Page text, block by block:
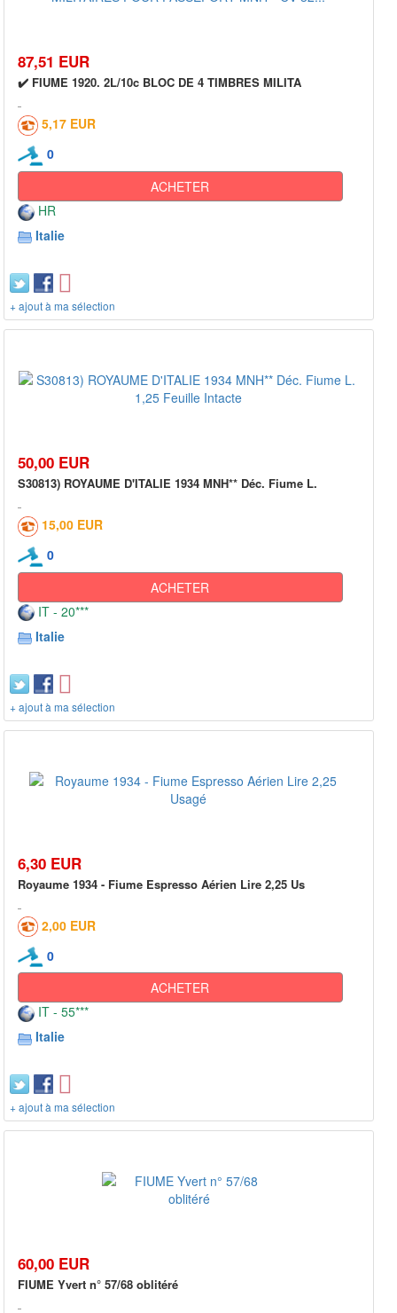
87,51 EUR
✔️ FIUME 1920. 2L/10c BLOC DE 4 TIMBRES MILITA
5,17 EUR
0
ACHETER
HR
Italie
+ ajout à ma sélection
50,00 EUR
S30813) ROYAUME D'ITALIE 1934 MNH** Déc. Fiume L.
15,00 EUR
0
ACHETER
IT - 20***
Italie
+ ajout à ma sélection
6,30 EUR
Royaume 1934 - Fiume Espresso Aérien Lire 2,25 Us
2,00 EUR
0
ACHETER
IT - 55***
Italie
+ ajout à ma sélection
60,00 EUR
FIUME Yvert n° 57/68 oblitéré